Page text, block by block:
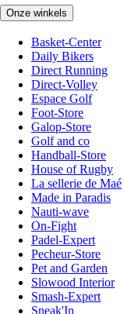
Onze winkels
Basket-Center
Daily Bikers
Direct Running
Direct-Volley
Espace Golf
Foot-Store
Galop-Store
Golf and co
Handball-Store
House of Rugby
La sellerie de Maé
Made in Paradis
Nauti-wave
On-Fight
Padel-Expert
Pecheur-Store
Pet and Garden
Slowood Interior
Smash-Expert
Sneak'In